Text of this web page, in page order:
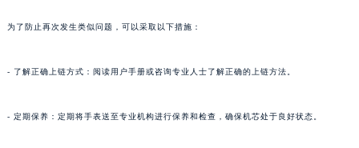
为了防止再次发生类似问题，可以采取以下措施：
- 了解正确上链方式：阅读用户手册或咨询专业人士了解正确的上链方法。
- 定期保养：定期将手表送至专业机构进行保养和检查，确保机芯处于良好状态。